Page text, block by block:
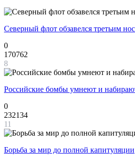
Северный флот обзавелся третьим
0
170762
8
Российские бомбы умнеют и
0
232134
11
Борьба за мир до полной капитуляции